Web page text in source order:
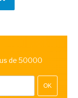
de 50000
OK